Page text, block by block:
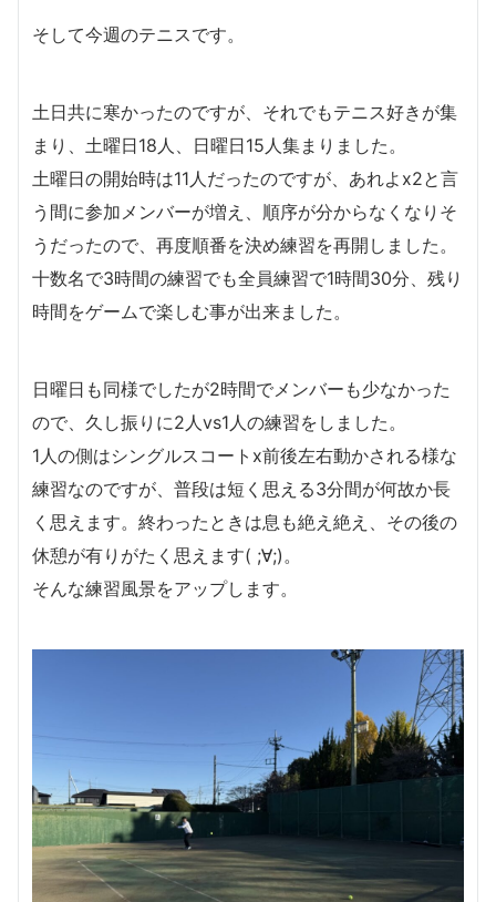
そして今週のテニスです。
土日共に寒かったのですが、それでもテニス好きが集
まり、土曜日18人、日曜日15人集まりました。
土曜日の開始時は11人だったのですが、あれよx2と言
う間に参加メンバーが増え、順序が分からなくなりそ
うだったので、再度順番を決め練習を再開しました。
十数名で3時間の練習でも全員練習で1時間30分、残り
時間をゲームで楽しむ事が出来ました。
日曜日も同様でしたが2時間でメンバーも少なかった
ので、久し振りに2人vs1人の練習をしました。
1人の側はシングルスコートx前後左右動かされる様な
練習なのですが、普段は短く思える3分間が何故か長
く思えます。終わったときは息も絶え絶え、その後の
休憩が有りがたく思えます( ;∀;)。
そんな練習風景をアップします。